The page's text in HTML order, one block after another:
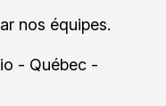
nos équipes.
- Québec -